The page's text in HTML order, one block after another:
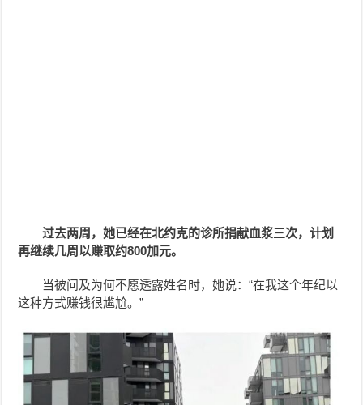
过去两周，她已经在北约克的诊所捐献血浆三次，计划
再继续几周以赚取约800加元。
当被问及为何不愿透露姓名时，她说：“在我这个年纪以
这种方式赚钱很尴尬。”